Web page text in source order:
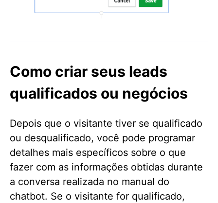
Como criar seus leads
qualificados ou negócios
Depois que o visitante tiver se qualificado
ou desqualificado, você pode programar
detalhes mais específicos sobre o que
fazer com as informações obtidas durante
a conversa realizada no manual do
chatbot. Se o visitante for qualificado,